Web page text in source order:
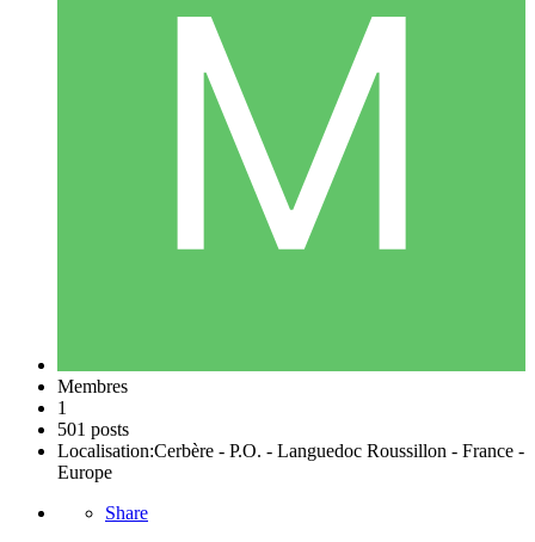
Membres
1
501 posts
Localisation:Cerbère - P.O. - Languedoc Roussillon - France -
Europe
Share